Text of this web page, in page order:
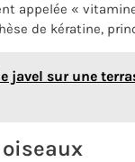
appelée «
de kératine,
javel sur une